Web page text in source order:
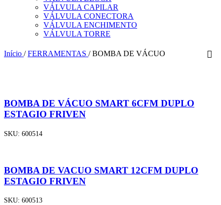
VÁLVULA CAPILAR
VÁLVULA CONECTORA
VÁLVULA ENCHIMENTO
VÁLVULA TORRE
Início / FERRAMENTAS / BOMBA DE VÁCUO
BOMBA DE VÁCUO SMART 6CFM DUPLO
ESTAGIO FRIVEN
SKU: 600514
BOMBA DE VACUO SMART 12CFM DUPLO
ESTAGIO FRIVEN
SKU: 600513